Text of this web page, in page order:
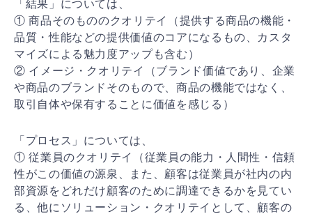
「結果」については、
① 商品そのもののクオリテイ（提供する商品の機能・
品質・性能などの提供価値のコアになるもの、カスタ
マイズによる魅力度アップも含む）
② イメージ・クオリテイ（ブランド価値であり、企業
や商品のブランドそのもので、商品の機能ではなく、
取引自体や保有することに価値を感じる）
「プロセス」については、
① 従業員のクオリテイ（従業員の能力・人間性・信頼
性がこの価値の源泉、また、顧客は従業員が社内の内
部資源をどれだけ顧客のために調達できるかを見てい
る、他にソリューション・クオリテイとして、顧客の